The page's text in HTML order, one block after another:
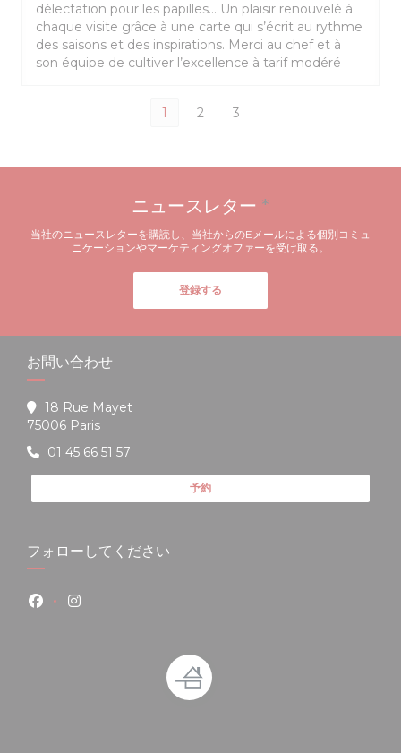
délectation pour les papilles… Un plaisir renouvelé à
chaque visite grâce à une carte qui s’écrit au rythme
des saisons et des inspirations. Merci au chef et à
son équipe de cultiver l’excellence à tarif modéré
1 2 3
ニュースレター *
当社のニュースレターを購読し、当社からのEメールによる個別コミュ
ニケーションやマーケティングオファーを受け取る。
登録する
お問い合わせ
18 Rue Mayet
75006 Paris((新しいウィンドウで開きます))
01 45 66 51 57
予約
フォローしてください
Facebook ((新しいウィンドウで開きます))
Instagram ((新しいウィンドウで開きます))